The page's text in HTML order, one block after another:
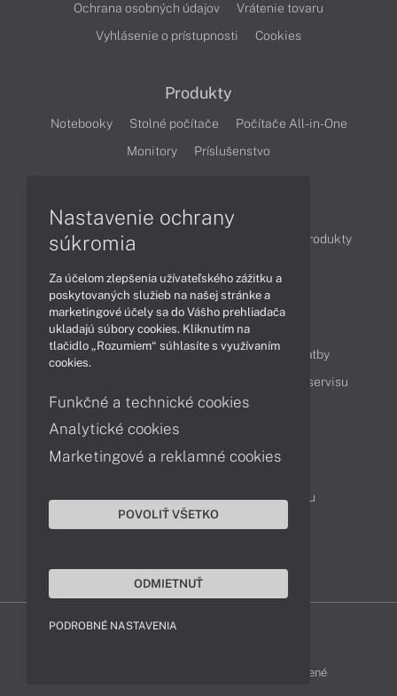
Ochrana osobných údajov
Vrátenie tovaru
Vyhlásenie o prístupnosti
Cookies
Produkty
Notebooky Stolné počítače
Počítače All-in-One
Monitory
Príslušenstvo
Články
Obchodné informácie
Produkty
Obsah
Ako nakupovať
Možnosti doručenia a platby
Cenník servisu
Kontakty
Servisné oddelenie
Reklamácia tovaru
MSI-SHOP © 2017 - 2026 Všetky práva vyhradené
Nastavenie ochrany
súkromia
Za účelom zlepšenia užívateľského zážitku a
poskytovaných služieb na našej stránke a
marketingové účely sa do Vášho prehliadača
ukladajú súbory cookies. Kliknutím na
tlačidlo „Rozumiem“ súhlasíte s využívaním
cookies.
Funkčné a technické cookies
Analytické cookies
Marketingové a reklamné cookies
POVOLIŤ VŠETKO
ODMIETNUŤ
PODROBNÉ NASTAVENIA